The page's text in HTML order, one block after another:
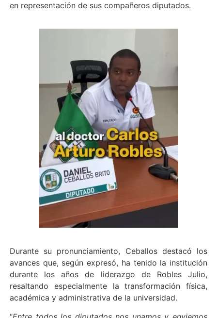
en representación de sus compañeros diputados.
Durante su pronunciamiento, Ceballos destacó los
avances que, según expresó, ha tenido la institución
durante los años de liderazgo de Robles Julio,
resaltando especialmente la transformación física,
académica y administrativa de la universidad.